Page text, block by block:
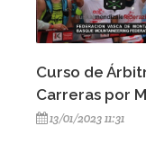
Curso de
Carreras por
13/01/2023 11:31